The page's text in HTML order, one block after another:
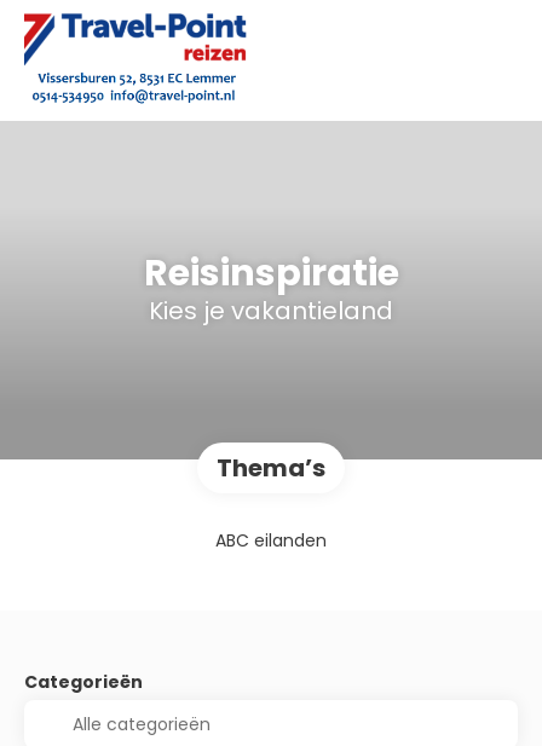
Reisinspiratie
Kies je vakantieland
Thema’s
ABC eilanden
Categorieën